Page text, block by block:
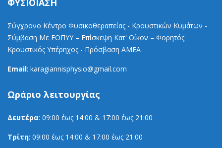
ΦΥΣΙΟΙΑΣΗ
Σύγχρονο Κέντρο Φυσικοθεραπείας - Κρουστικών Κυμάτων -
Σύμβαση Με ΕΟΠΥΥ – Επίσκεψη Κατ' Οίκον – Φορητός
Κρουστικός Υπέρηχος - Πρόσβαση ΑΜΕΑ
Email: karagiannisphysio@gmail.com
Ωράριο λειτουργίας
Δευτέρα: 09:00 έως 14:00 & 17:00 έως 21:00
Τρίτη: 09:00 έως 14:00 & 17:00 έως 21:00